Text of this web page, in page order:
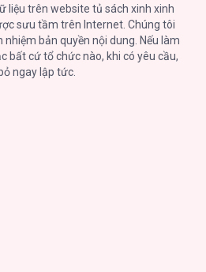
Guide Định Mệnh Của Cậu
dễ dàng
liệu trên website tủ sách xinh xinh
sưu tầm trên Internet. Chúng tôi
bản quyền nội dung. Nếu làm
bất cứ tổ chức nào, khi có yêu cầu,
ngay lập tức.